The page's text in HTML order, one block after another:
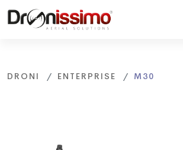
DRONI ENTERPRISE M30